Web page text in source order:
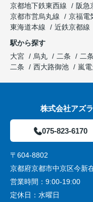
京都地下鉄東西線
阪急
京都市営烏丸線
京福電
東海道本線
近鉄京都線
駅から探す
大宮
烏丸 二条 二
二条
西大路御池 嵐電
株式会社アズ
075-823-6170
〒604-8802
京都府京都市中京区今新
営業時間： 9:00-19:00
定休日： 水曜日